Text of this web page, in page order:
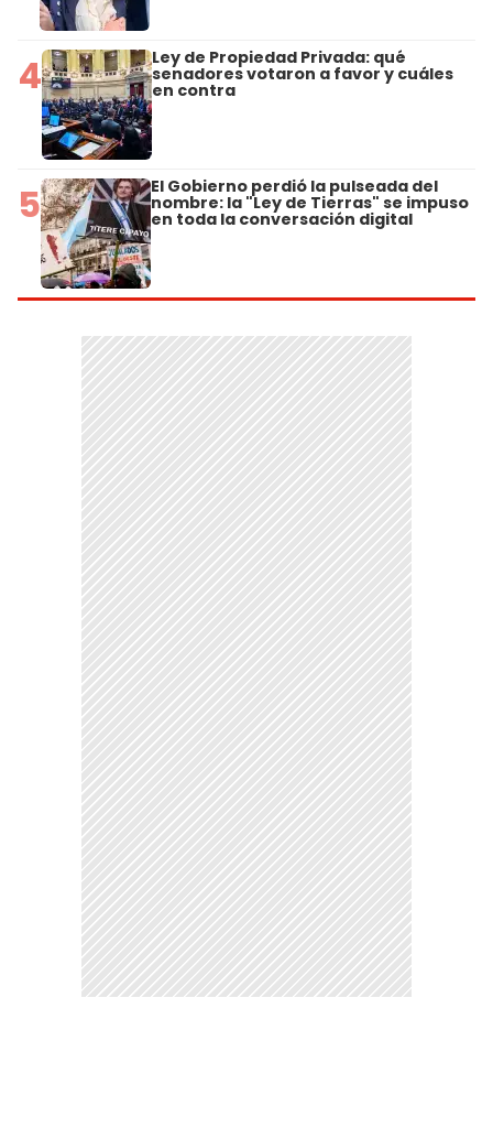
4 Ley de Propiedad Privada: qué
senadores votaron a favor y cuáles
en contra
5 El Gobierno perdió la pulseada del
nombre: la "Ley de Tierras" se impuso
en toda la conversación digital